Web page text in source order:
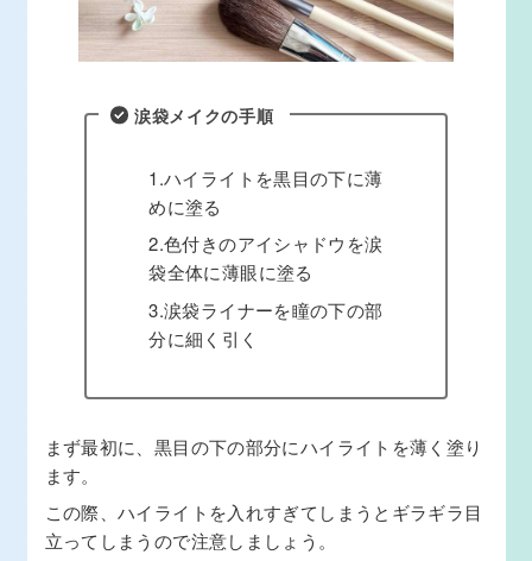
涙袋メイクの手順
1.ハイライトを黒目の下に薄
めに塗る
2.色付きのアイシャドウを涙
袋全体に薄眼に塗る
3.涙袋ライナーを瞳の下の部
分に細く引く
まず最初に、黒目の下の部分にハイライトを薄く塗り
ます。
この際、ハイライトを入れすぎてしまうとギラギラ目
立ってしまうので注意しましょう。